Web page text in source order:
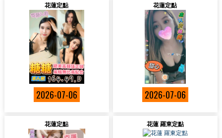
花蓮定點
2026-07-06
花蓮定點
2026-07-06
花蓮定點 花蓮 羅東定點